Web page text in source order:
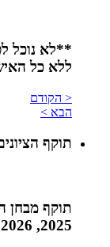
**לא נוכל
ללא כל
< הקודם
הבא >
תוקף
2025, 2026.